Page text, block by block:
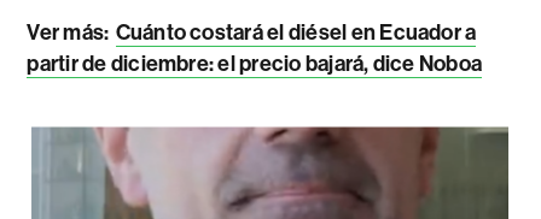
Ver más: Cuánto costará el diésel en Ecuador a
partir de diciembre: el precio bajará, dice Noboa